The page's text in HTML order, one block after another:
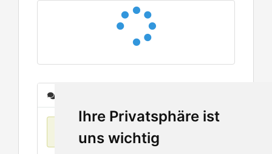
Ihre Privatsphäre ist
uns wichtig